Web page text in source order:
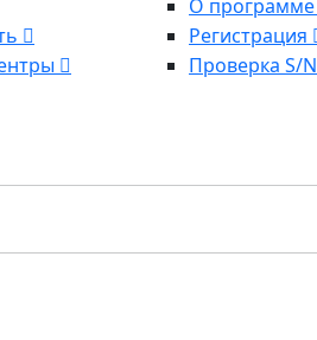
О программе
Регистрация
Проверка S/N